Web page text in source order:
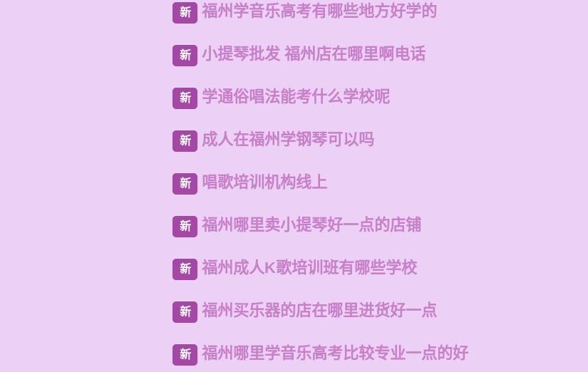
新 福州学音乐高考有哪些地方好学的
新 小提琴批发 福州店在哪里啊电话
新 学通俗唱法能考什么学校呢
新 成人在福州学钢琴可以吗
新 唱歌培训机构线上
新 福州哪里卖小提琴好一点的店铺
新 福州成人K歌培训班有哪些学校
新 福州买乐器的店在哪里进货好一点
新 福州哪里学音乐高考比较专业一点的好